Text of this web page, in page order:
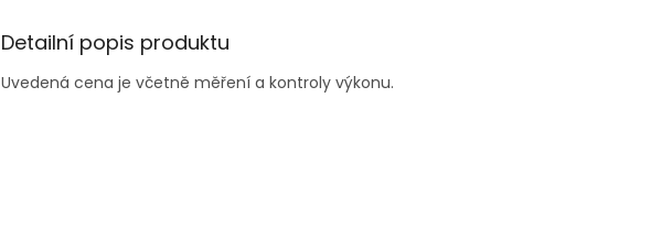
Detailní popis produktu
Uvedená cena je včetně měření a kontroly výkonu.